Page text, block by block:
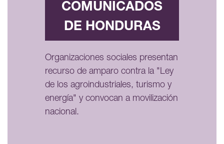
COMUNICADOS
DE HONDURAS
Organizaciones sociales presentan
recurso de amparo contra la "Ley
de los agroindustriales, turismo y
energía" y convocan a movilización
nacional.